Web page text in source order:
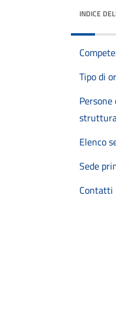
INDICE
Tipo di
Elenco
Sede
Contatti